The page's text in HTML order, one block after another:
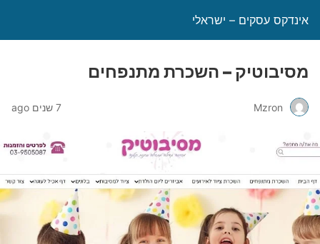
אינדקס עסקים – ישראלי
מסיבוטיק – השכרת מתנפחים
Mzron 7 שנים ago